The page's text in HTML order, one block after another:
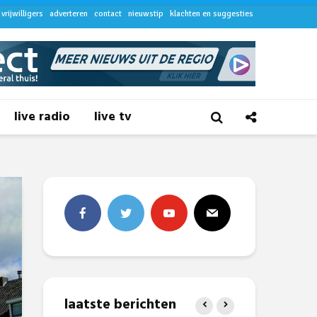
vrijwilligers adverteren contact nieuwstip klachten en suggesties
live radio live tv
laatste berichten